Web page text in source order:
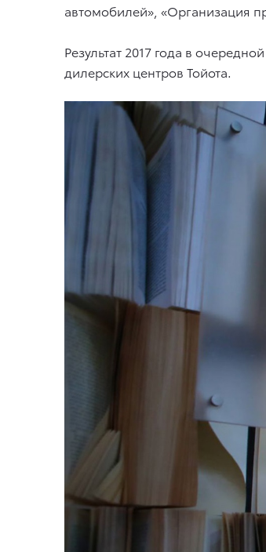
автомобилей», «Организация
Результат 2017 года в
дилерских центров Тойота.